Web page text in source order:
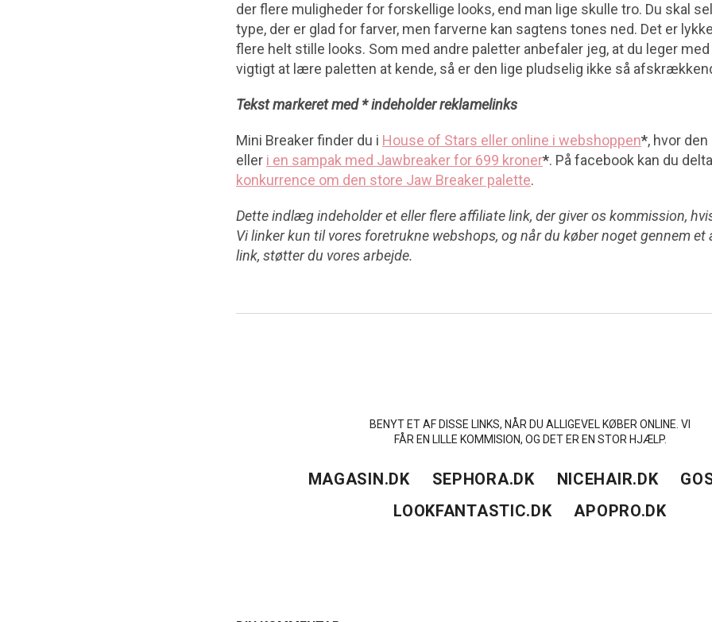
der flere muligheder for forskellige looks, end man lige skulle tro. Du skal
type, der er glad for farver, men farverne kan sagtens tones ned. Det er
flere helt stille looks. Som med andre paletter anbefaler jeg, at du leger
vigtigt at lære paletten at kende, så er den lige pludselig ikke så
Tekst markeret med * indeholder reklamelinks
Mini Breaker finder du i House of Stars eller online i webshoppen*, hvor
eller i en sampak med Jawbreaker for 699 kroner*. På facebook kan du
konkurrence om den store Jaw Breaker palette.
Dette indlæg indeholder et eller flere affiliate link, der giver os kommission,
Vi linker kun til vores foretrukne webshops, og når du køber noget gennem et
link, støtter du vores arbejde.
BENYT ET AF DISSE LINKS, NÅR DU ALLIGEVEL KØBER ONLINE. VI
FÅR EN LILLE KOMMISION, OG DET ER EN STOR HJÆLP.
MAGASIN.DK SEPHORA.DK NICEHAIR.DK
LOOKFANTASTIC.DK
APOPRO.DK